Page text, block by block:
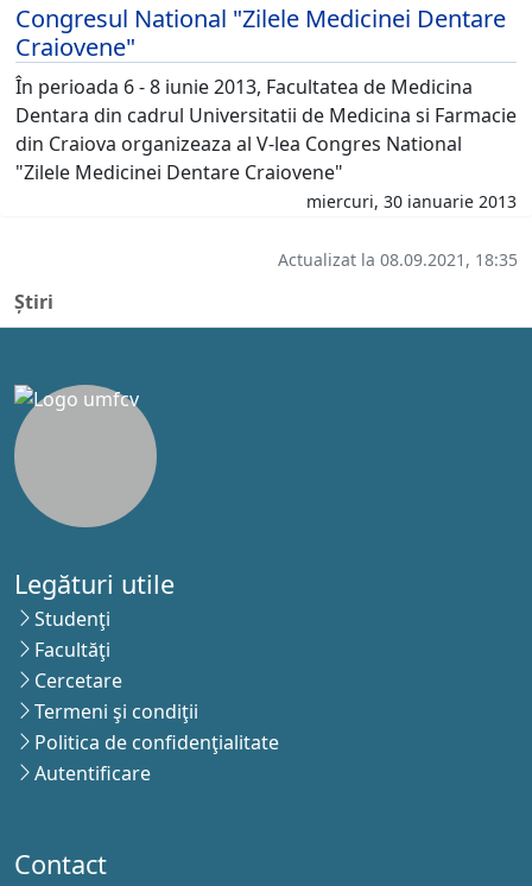
Știri
Congresul National "Zilele Medicinei Dentare
Craiovene"
În perioada 6 - 8 iunie 2013, Facultatea de Medicina
Dentara din cadrul Universitatii de Medicina si Farmacie
din Craiova organizeaza al V-lea Congres National
"Zilele Medicinei Dentare Craiovene"
miercuri, 30 ianuarie 2013
Actualizat la 08.09.2021, 18:35
Legături utile
Studenţi
Facultăţi
Cercetare
Termeni şi condiţii
Politica de confidenţialitate
Autentificare
Contact